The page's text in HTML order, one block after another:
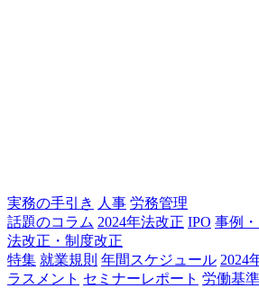
実務の手引き 人事 労務管理
話題のコラム 2024年法改正 IPO 事例
法改正・制度改正
特集 就業規則 年間スケジュール 2024
ラスメント セミナーレポート 労働基